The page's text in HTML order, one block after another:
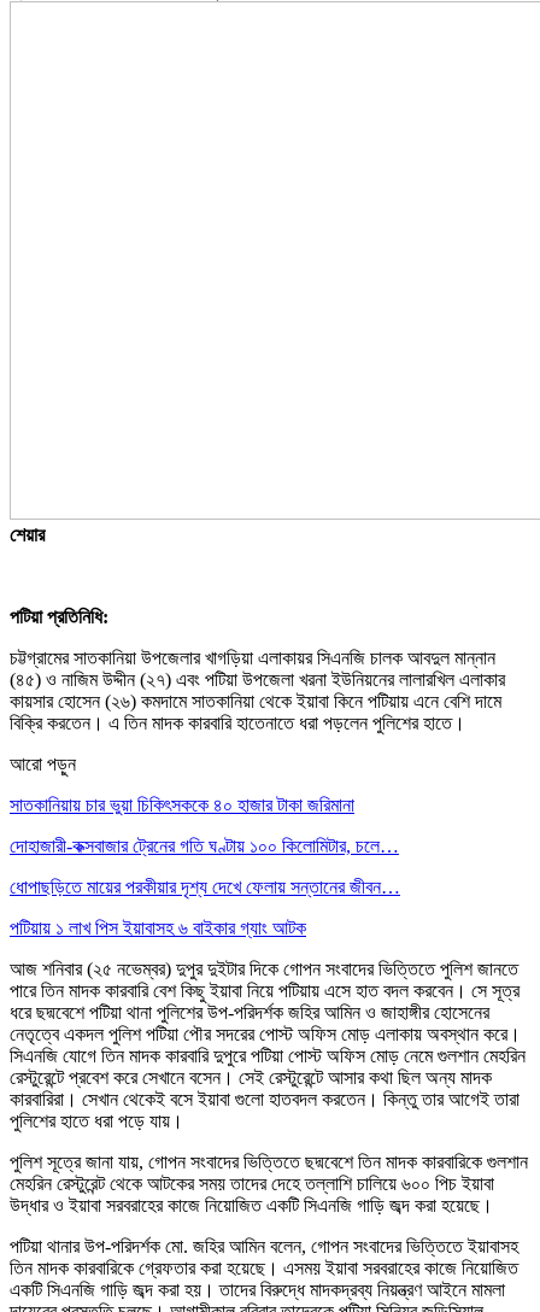
শেয়ার
পটিয়া প্রতিনিধি:
চট্টগ্রামের সাতকানিয়া উপজেলার খাগড়িয়া এলাকায়র সিএনজি চালক আবদুল মান্নান
(৪৫) ও নাজিম উদ্দীন (২৭) এবং পটিয়া উপজেলা খরনা ইউনিয়নের লালারখিল এলাকার
কায়সার হোসেন (২৬) কমদামে সাতকানিয়া থেকে ইয়াবা কিনে পটিয়ায় এনে বেশি দামে
বিক্রি করতেন। এ তিন মাদক কারবারি হাতেনাতে ধরা পড়লেন পুলিশের হাতে।
আরো পড়ুন
সাতকানিয়ায় চার ভুয়া চিকিৎসককে ৪০ হাজার টাকা জরিমানা
দোহাজারী-কক্সবাজার ট্রেনের গতি ঘণ্টায় ১০০ কিলোমিটার, চলে…
ধোপাছড়িতে মায়ের পরকীয়ার দৃশ্য দেখে ফেলায় সন্তানের জীবন…
পটিয়ায় ১ লাখ পিস ইয়াবাসহ ৬ বাইকার গ্যাং আটক
আজ শনিবার (২৫ নভেম্বর) দুপুর দুইটার দিকে গোপন সংবাদের ভিত্তিতে পুলিশ জানতে
পারে তিন মাদক কারবারি বেশ কিছু ইয়াবা নিয়ে পটিয়ায় এসে হাত বদল করবেন। সে সূত্র
ধরে ছদ্মবেশে পটিয়া থানা পুলিশের উপ-পরিদর্শক জহির আমিন ও জাহাঙ্গীর হোসেনের
নেতৃত্বে একদল পুলিশ পটিয়া পৌর সদরের পোস্ট অফিস মোড় এলাকায় অবস্থান করে।
সিএনজি যোগে তিন মাদক কারবারি দুপুরে পটিয়া পোস্ট অফিস মোড় নেমে গুলশান মেহরিন
রেস্টুরেন্টে প্রবেশ করে সেখানে বসেন। সেই রেস্টুরেন্টে আসার কথা ছিল অন্য মাদক
কারবারিরা। সেখান থেকেই বসে ইয়াবা গুলো হাতবদল করতেন। কিন্তু তার আগেই তারা
পুলিশের হাতে ধরা পড়ে যায়।
পুলিশ সূত্রে জানা যায়, গোপন সংবাদের ভিত্তিতে ছদ্মবেশে তিন মাদক কারবারিকে গুলশান
মেহরিন রেস্টুরেন্ট থেকে আটকের সময় তাদের দেহে তল্লাশি চালিয়ে ৬০০ পিচ ইয়াবা
উদ্ধার ও ইয়াবা সরবরাহের কাজে নিয়োজিত একটি সিএনজি গাড়ি জব্দ করা হয়েছে।
পটিয়া থানার উপ-পরিদর্শক মো. জহির আমিন বলেন, গোপন সংবাদের ভিত্তিতে ইয়াবাসহ
তিন মাদক কারবারিকে গ্রেফতার করা হয়েছে। এসময় ইয়াবা সরবরাহের কাজে নিয়োজিত
একটি সিএনজি গাড়ি জব্দ করা হয়। তাদের বিরুদ্ধে মাদকদ্রব্য নিয়ন্ত্রণ আইনে মামলা